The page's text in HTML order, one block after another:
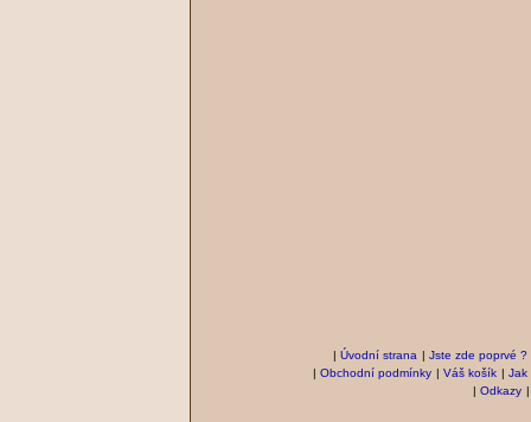
| Úvodní strana | Jste zde poprvé ?
| Obchodní podmínky | Váš košík | Jak
| Odkazy